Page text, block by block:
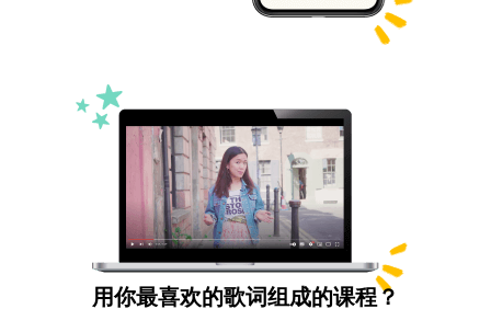
用你最喜欢的歌词组成的课程？